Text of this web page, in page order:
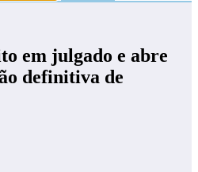
em julgado e abre
definitiva de